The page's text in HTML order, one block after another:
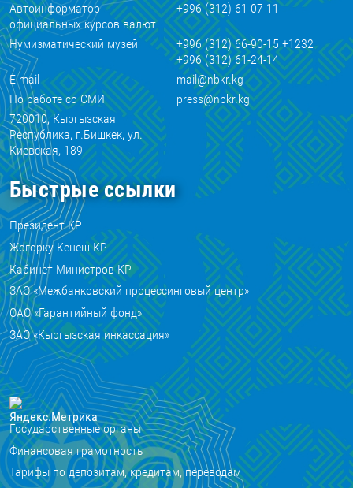
Автоинформатор
официальных курсов валют
+996 (312) 61-07-11
Нумизматический музей
+996 (312) 66-90-15 +1232
+996 (312) 61-24-14
E-mail
mail@nbkr.kg
По работе со СМИ
press@nbkr.kg
720010, Кыргызская
Республика, г.Бишкек, ул.
Киевская, 189
Быстрые ссылки
Президент КР
Жогорку Кенеш КР
Кабинет Министров КР
ЗАО «Межбанковский процессинговый центр»
ОАО «Гарантийный фонд»
ЗАО «Кыргызская инкассация»
Государственные органы
Финансовая грамотность
Тарифы по депозитам, кредитам, переводам